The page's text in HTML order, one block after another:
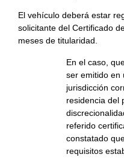
El vehículo deberá estar
solicitante del Certificado
meses de titularidad.
En el caso,
ser emitido en
jurisdicción
residencia del
referido
constatado
requisitos